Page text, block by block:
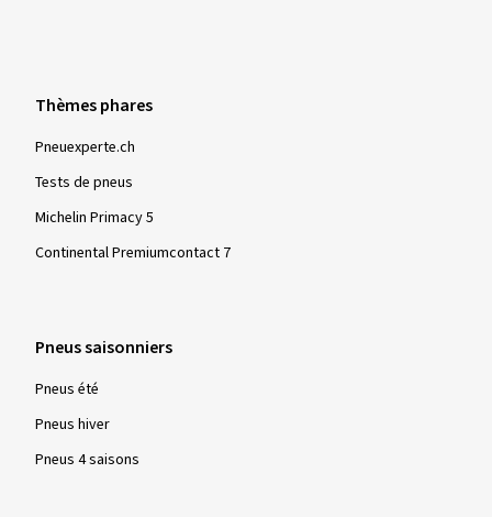
Thèmes phares
Pneuexperte.ch
Tests de pneus
Michelin Primacy 5
Continental Premiumcontact 7
Pneus saisonniers
Pneus été
Pneus hiver
Pneus 4 saisons